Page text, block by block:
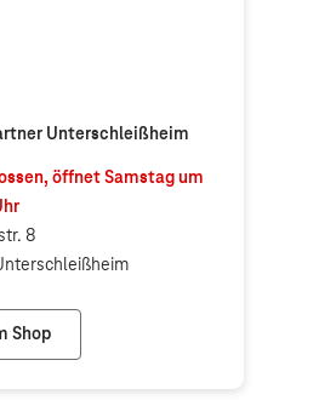
Unterschleißheim
öffnetSamstag um
8
Shop
Telekom Partner Unterschleißheim